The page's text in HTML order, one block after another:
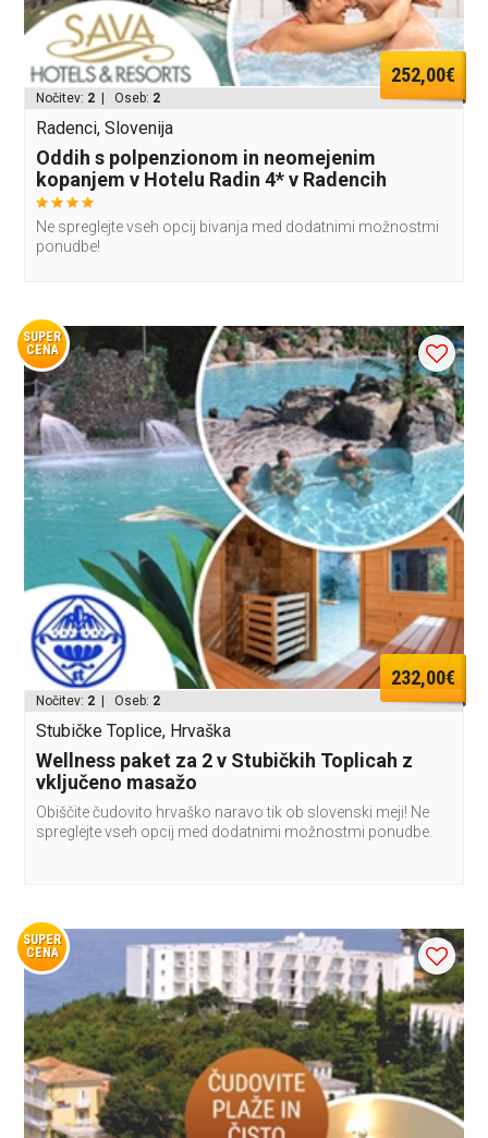
252,00€
Nočitev: 2 | Oseb: 2
Radenci, Slovenija
Oddih s polpenzionom in neomejenim
kopanjem v Hotelu Radin 4* v Radencih
Ne spreglejte vseh opcij bivanja med dodatnimi možnostmi
ponudbe!
SUPER
CENA
232,00€
Nočitev: 2 | Oseb: 2
Stubičke Toplice, Hrvaška
Wellness paket za 2 v Stubičkih Toplicah z
vključeno masažo
Obiščite čudovito hrvaško naravo tik ob slovenski meji! Ne
spreglejte vseh opcij med dodatnimi možnostmi ponudbe.
SUPER
CENA